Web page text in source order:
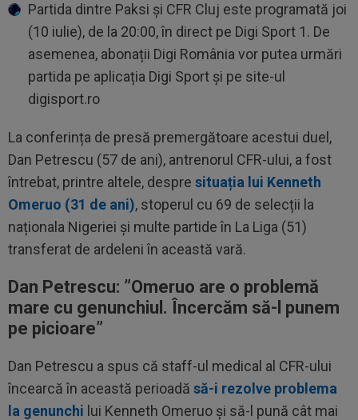
Partida dintre Paksi și CFR Cluj este programată joi
(10 iulie), de la 20:00, în direct pe Digi Sport 1. De
asemenea, abonații Digi România vor putea urmări
partida pe aplicația Digi Sport și pe site-ul
digisport.ro
La conferința de presă premergătoare acestui duel,
Dan Petrescu (57 de ani), antrenorul CFR-ului, a fost
întrebat, printre altele, despre situația lui Kenneth
Omeruo (31 de ani), stoperul cu 69 de selecții la
naționala Nigeriei și multe partide în La Liga (51)
transferat de ardeleni în această vară.
Dan Petrescu: ”Omeruo are o problemă
mare cu genunchiul. Încercăm să-l punem
pe picioare”
Dan Petrescu a spus că staff-ul medical al CFR-ului
încearcă în această perioadă să-i rezolve problema
la genunchi lui Kenneth Omeruo și să-l pună cât mai